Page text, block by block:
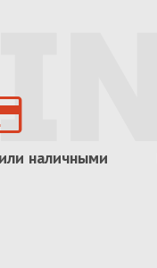
наличными